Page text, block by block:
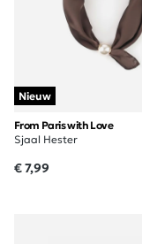
Nieuw
From Paris with Love
Sjaal Hester
€ 7,99